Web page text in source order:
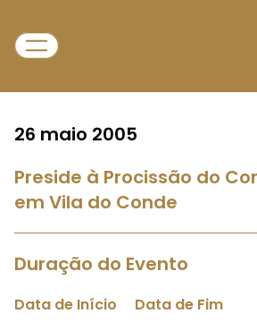
26 maio 2005
Preside à Procissão do
em Vila do Conde
Duração do Evento
Data de Início Data de Fim